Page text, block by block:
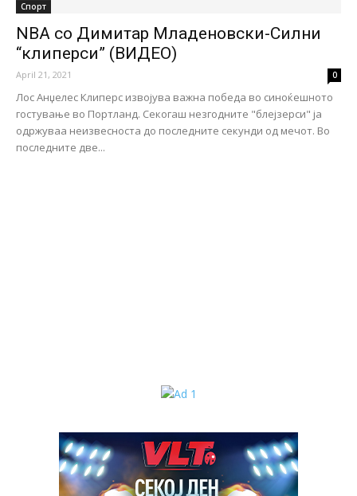
Спорт
NBA со Димитар Младеновски-Силни
“клиперси” (ВИДЕО)
April 21, 2021 0
Лос Анџелес Клиперс извојува важна победа во синоќешното
гостување во Портланд. Секогаш незгодните "блејзерси" ја
одржуваа неизвесноста до последните секунди од мечот. Во
последните две...